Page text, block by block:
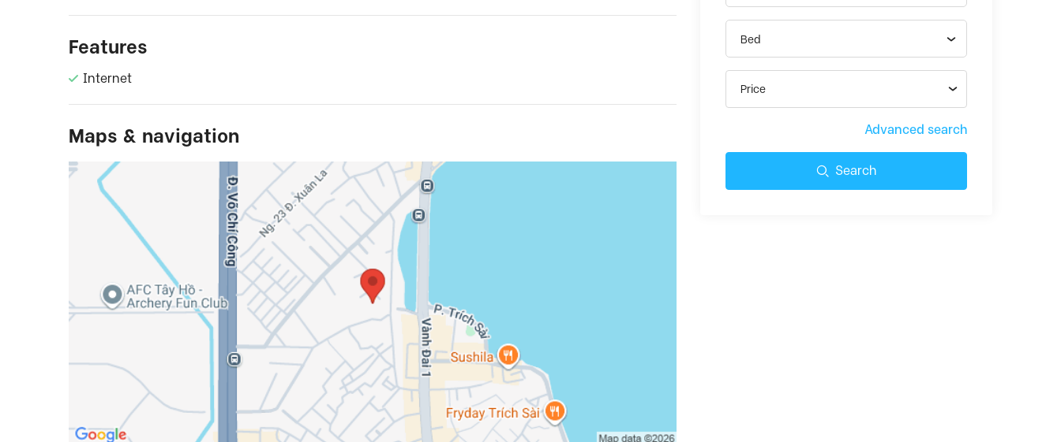
Features
Internet
Maps & navigation
Bed
Price
Advanced search
Search